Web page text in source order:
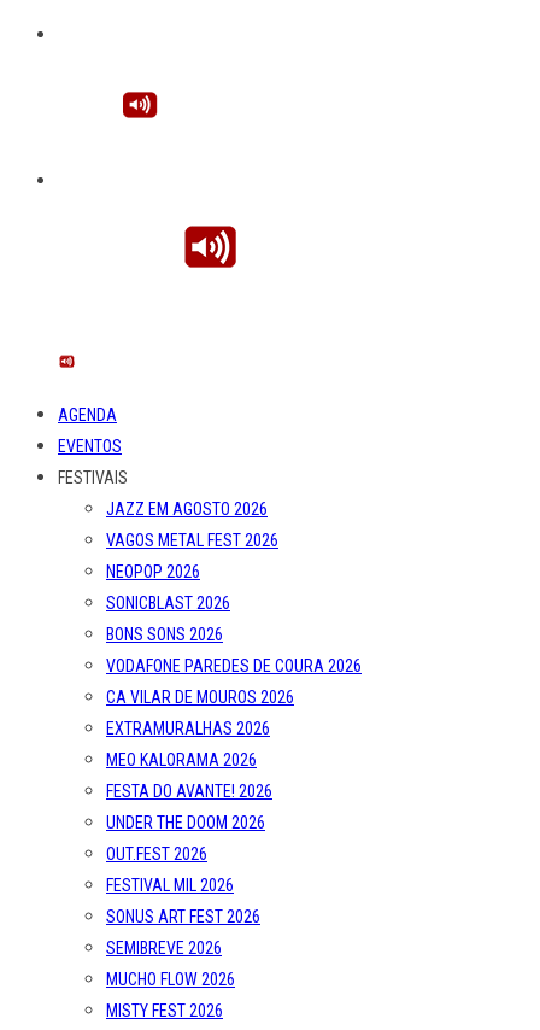
AGENDA
EVENTOS
FESTIVAIS
JAZZ EM AGOSTO 2026
VAGOS METAL FEST 2026
NEOPOP 2026
SONICBLAST 2026
BONS SONS 2026
VODAFONE PAREDES DE COURA 2026
CA VILAR DE MOUROS 2026
EXTRAMURALHAS 2026
MEO KALORAMA 2026
FESTA DO AVANTE! 2026
UNDER THE DOOM 2026
OUT.FEST 2026
FESTIVAL MIL 2026
SONUS ART FEST 2026
SEMIBREVE 2026
MUCHO FLOW 2026
MISTY FEST 2026